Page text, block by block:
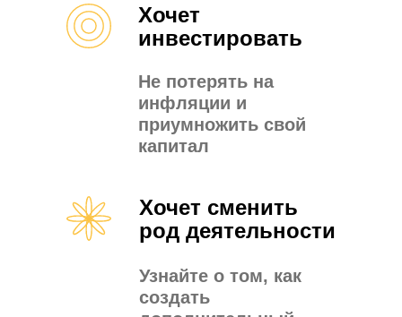
Не потерять на
инфляции и
приумножить свой
капитал
Узнайте о том, как
создать
Хочет
инвестировать
Хочет сменить
род деятельности